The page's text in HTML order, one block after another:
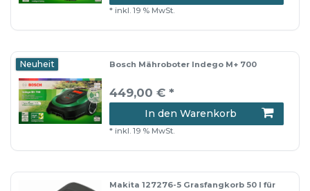
* inkl. 19 % MwSt.
Neuheit Bosch Mähroboter Indego M+ 700
449,00 € *
In den Warenkorb
* inkl. 19 % MwSt.
Makita 127276-5 Grasfangkorb 50 l für